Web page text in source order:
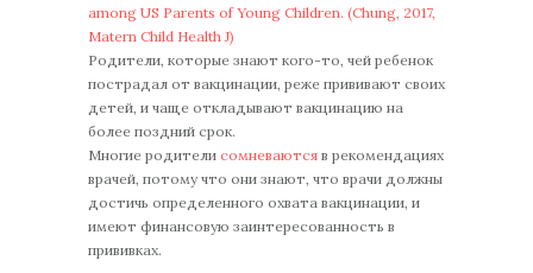
among US Parents of Young Children. (Chung, 2017,
Matern Child Health J)
Родители, которые знают кого-то, чей ребенок
пострадал от вакцинации, реже прививают своих
детей, и чаще откладывают вакцинацию на
более поздний срок.
Многие родители сомневаются в рекомендациях
врачей, потому что они знают, что врачи должны
достичь определенного охвата вакцинации, и
имеют финансовую заинтересованность в
прививках.